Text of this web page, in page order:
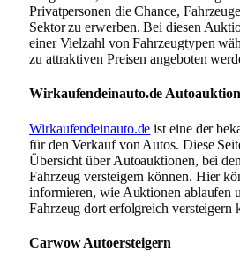
Privatpersonen die Chance,
Sektor zu erwerben. Bei diesen
einer Vielzahl von Fahrzeugtypen
zu attraktiven Preisen angeboten
Wirkaufendeinauto.de
Wirkaufendeinauto.de ist eine der
für den Verkauf von Autos. Diese
Übersicht über Autoauktionen, bei
Fahrzeug versteigern können. Hier
informieren, wie Auktionen ablaufen
Fahrzeug dort erfolgreich versteigern
Carwow Autoersteigern